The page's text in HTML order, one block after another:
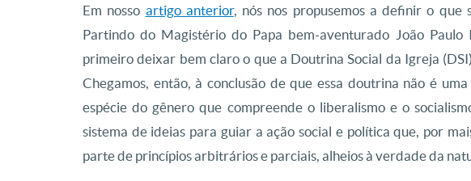
Em nosso artigo anterior, nós nos propusemos a definir o que
Partindo do Magistério do Papa bem-aventurado João Paulo
primeiro deixar bem claro o que a Doutrina Social da Igreja
Chegamos, então, à conclusão de que essa doutrina não é
espécie do gênero que compreende o liberalismo e o
sistema de ideias para guiar a ação social e política que, por
parte de princípios arbitrários e parciais, alheios à verdade da